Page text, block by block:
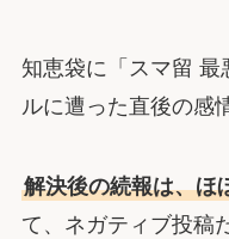
知恵袋に「スマ留
ルに遭った直後の感
解決後の続報は、ほ
て、ネガティブ投稿